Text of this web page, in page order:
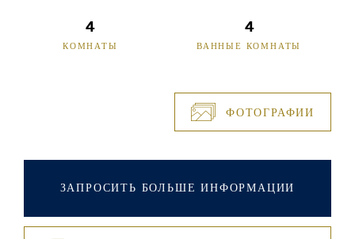
4
КОМНАТЫ
4
ВАННЫЕ КОМНАТЫ
ФОТОГРАФИИ
ЗАПРОСИТЬ БОЛЬШЕ ИНФОРМАЦИИ